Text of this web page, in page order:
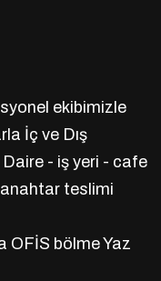
ekibimizle
İç ve Dış
Daire - iş yeri - cafe
teslimi
OFİS bölme Yaz